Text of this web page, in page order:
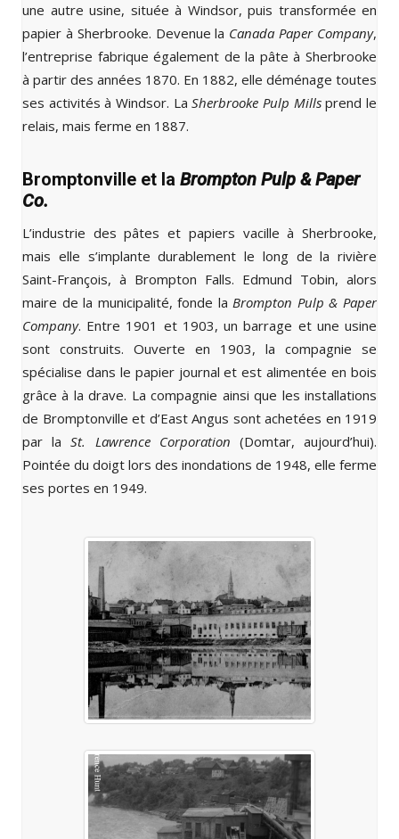
une autre usine, située à Windsor, puis transformée en
papier à Sherbrooke. Devenue la Canada Paper Company,
l’entreprise fabrique également de la pâte à Sherbrooke
à partir des années 1870. En 1882, elle déménage toutes
ses activités à Windsor. LaSherbrooke Pulp Millsprend le
relais, mais ferme en 1887.
Bromptonville et la Brompton Pulp & Paper
Co.
L’industrie des pâtes et papiers vacille à Sherbrooke,
mais elle s’implante durablement le long de la rivière
Saint-François, à Brompton Falls. Edmund Tobin, alors
maire de la municipalité, fonde laBrompton Pulp & Paper
Company. Entre 1901 et 1903, un barrage et une usine
sont construits. Ouverte en 1903, la compagnie se
spécialise dans le papier journal et est alimentée en bois
grâce à la drave. La compagnie ainsi que les installations
de Bromptonville et d’East Angus sont achetées en 1919
par laSt. Lawrence Corporation (Domtar, aujourd’hui).
Pointée du doigt lors des inondations de 1948, elle ferme
ses portes en 1949.